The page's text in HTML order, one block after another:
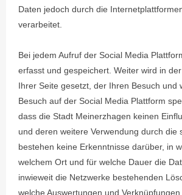
Daten jedoch durch die
verarbeitet.
Bei jedem Aufruf der Social Media
erfasst und gespeichert. Weiter wird in
Ihrer Seite gesetzt, der Ihren Besuch und
Besuch auf der Social Media Plattform
dass die Stadt Meinerzhagen keinen
und deren weitere Verwendung durch die
bestehen keine Erkenntnisse darüber, in
welchem Ort und für welche Dauer die
inwieweit die Netzwerke bestehenden
welche Auswertungen und